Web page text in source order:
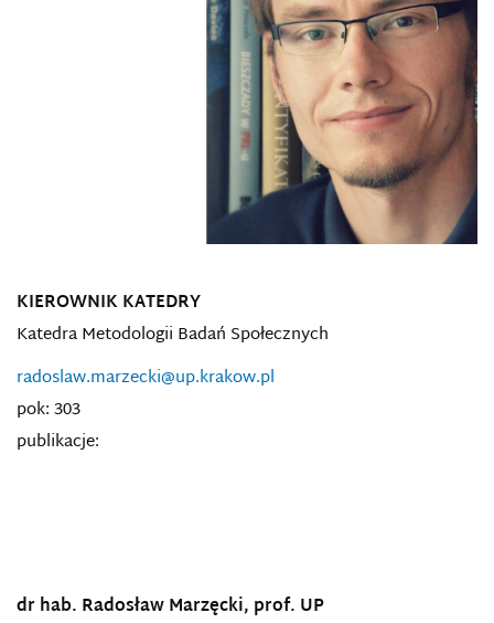
KIEROWNIK KATEDRY
Katedra Metodologii Badań Społecznych
radoslaw.marzecki@up.krakow.pl
pok: 303
publikacje:
dr hab. Radosław Marzęcki, prof. UP